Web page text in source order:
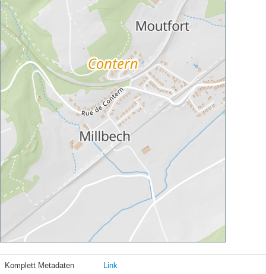
Komplett Metadaten Link